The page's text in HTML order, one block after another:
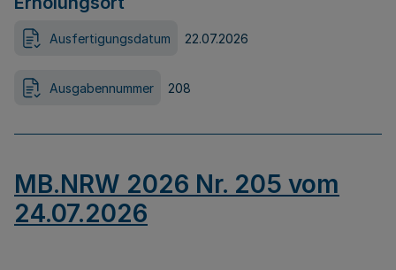
Ausfertigungsdatum 22.07.2026
Ausgabennummer 208
MB.NRW 2026 Nr. 205 vom
24.07.2026